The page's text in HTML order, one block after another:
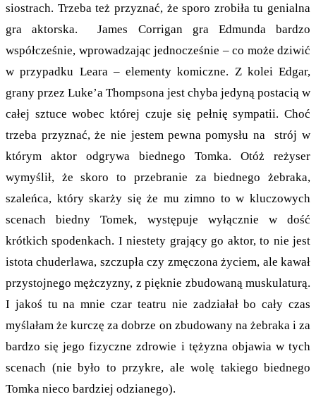
siostrach. Trzeba też przyznać, że sporo zrobiła tu genialna
gra aktorska. James Corrigan gra Edmunda bardzo
współcześnie, wprowadzając jednocześnie – co może dziwić
w przypadku Leara – elementy komiczne. Z kolei Edgar,
grany przez Luke’a Thompsona jest chyba jedyną postacią w
całej sztuce wobec której czuje się pełnię sympatii. Choć
trzeba przyznać, że nie jestem pewna pomysłu na strój w
którym aktor odgrywa biednego Tomka. Otóż reżyser
wymyślił, że skoro to przebranie za biednego żebraka,
szaleńca, który skarży się że mu zimno to w kluczowych
scenach biedny Tomek, występuje wyłącznie w dość
krótkich spodenkach. I niestety grający go aktor, to nie jest
istota chuderlawa, szczupła czy zmęczona życiem, ale kawał
przystojnego mężczyzny, z pięknie zbudowaną muskulaturą.
I jakoś tu na mnie czar teatru nie zadziałał bo cały czas
myślałam że kurczę za dobrze on zbudowany na żebraka i za
bardzo się jego fizyczne zdrowie i tężyzna objawia w tych
scenach (nie było to przykre, ale wolę takiego biednego
Tomka nieco bardziej odzianego).